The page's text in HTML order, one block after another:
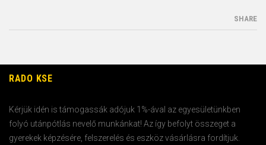
SHARE
RADO KSE
Kérjük idén is támogassák adójuk 1%-ával az egyesületünkben
folyó utánpótlás nevelő munkánkat! Az így befolyt összeget a
gyerekek képzésére, felszerelés és eszköz vásárlásra fordítjuk.